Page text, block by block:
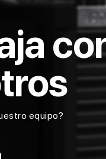
equipo?